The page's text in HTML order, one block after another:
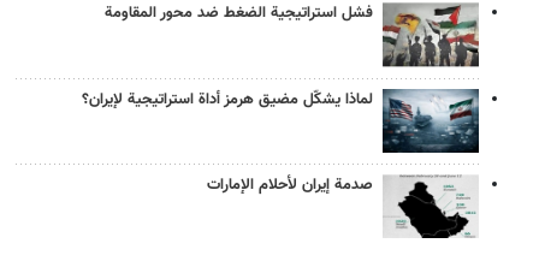
فشل استراتيجية الضغط ضد محور المقاومة
لماذا يشكّل مضيق هرمز أداة استراتيجية لإيران؟
صدمة إيران لأحلام الإمارات